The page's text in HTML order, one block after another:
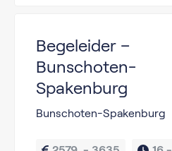
Begeleider –
Bunschoten-
Spakenburg
Bunschoten-Spakenburg